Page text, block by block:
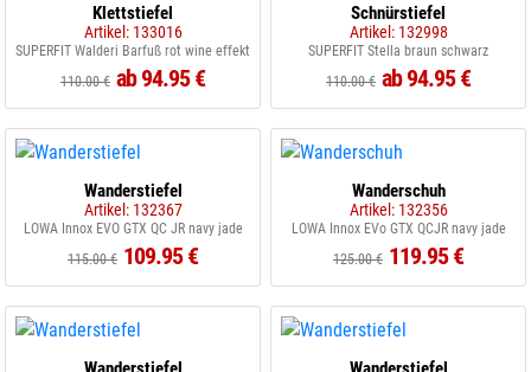
Klettstiefel
Artikel: 133016
SUPERFIT Walderi Barfuß rot wine effekt
110.00 € ab 94.95 €
Schnürstiefel
Artikel: 132998
SUPERFIT Stella braun schwarz
110.00 € ab 94.95 €
Wanderstiefel
Artikel: 132367
LOWA Innox EVO GTX QC JR navy jade
115.00 € 109.95 €
Wanderschuh
Artikel: 132356
LOWA Innox EVo GTX QCJR navy jade
125.00 € 119.95 €